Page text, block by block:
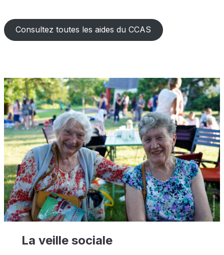
Consultez toutes les aides du CCAS
La veille sociale